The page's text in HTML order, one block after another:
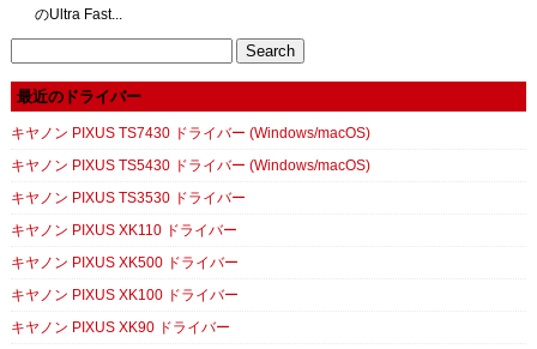
のUltra Fast...
最近のドライバー
キヤノン PIXUS TS7430 ドライバー (Windows/macOS)
キヤノン PIXUS TS5430 ドライバー (Windows/macOS)
キヤノン PIXUS TS3530 ドライバー
キヤノン PIXUS XK110 ドライバー
キヤノン PIXUS XK500 ドライバー
キヤノン PIXUS XK100 ドライバー
キヤノン PIXUS XK90 ドライバー